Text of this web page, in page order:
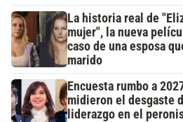
La historia real de
mujer", la nueva
caso de una esposa
marido
Encuesta rumbo a
midieron el desgaste
liderazgo en el